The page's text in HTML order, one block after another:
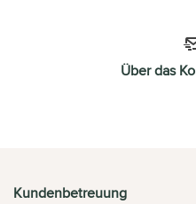
Über das
Kundenbetreuung